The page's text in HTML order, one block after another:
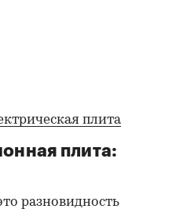
плита
плита:
разновидность